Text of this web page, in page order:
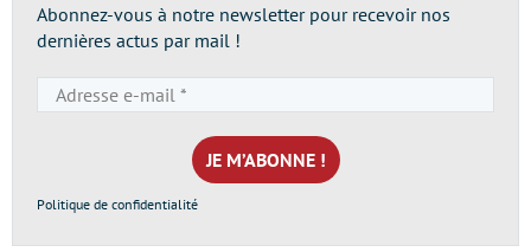
Abonnez-vous à notre newsletter pour recevoir nos
dernières actus par mail !
e-
mail
*
Politique de confidentialité